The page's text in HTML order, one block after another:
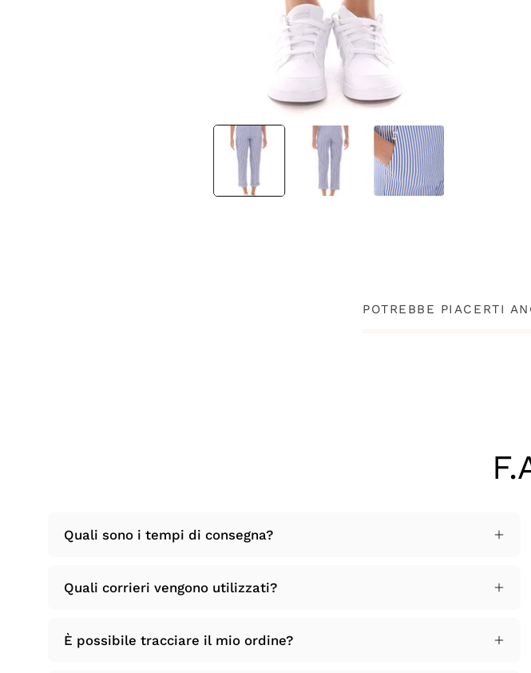
POTREBBE PIACERTI
Quali sono i tempi di consegna?
Quali corrieri vengono utilizzati?
È possibile tracciare il mio ordine?